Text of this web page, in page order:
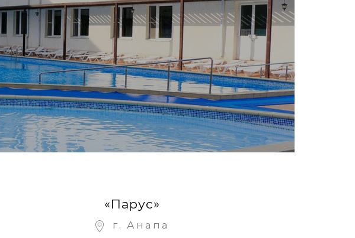
«Парус»
г. Анапа